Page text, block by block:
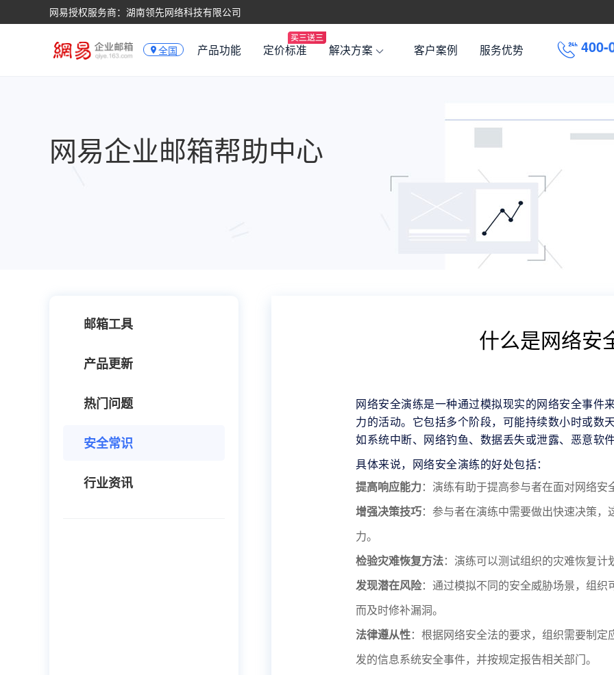
网易授权服务商：湖南领先网络科技有限公司
全国 产品功能 定价标准 解决方案 客户案例 服务优势 400-
网易企业邮箱帮助中心
邮箱工具
产品更新
热门问题
安全常识
行业资讯
什么是网络安
网络安全演练是一种通过模拟现实的网络安全事件
力的活动。它包括多个阶段，可能持续数小时或数
如系统中断、网络钓鱼、数据丢失或泄露、恶意软
具体来说，网络安全演练的好处包括：
提高响应能力：演练有助于提高参与者在面对网络
增强决策技巧：参与者在演练中需要做出快速决策
力。
检验灾难恢复方法：演练可以测试组织的灾难恢复
发现潜在风险：通过模拟不同的安全威胁场景，组
而及时修补漏洞。
法律遵从性：根据网络安全法的要求，组织需要制
发的信息系统安全事件，并按规定报告相关部门。